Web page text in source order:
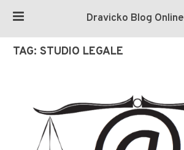
Dravicko Blog Online
TAG: STUDIO LEGALE